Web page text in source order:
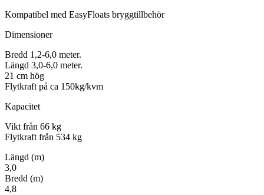
Kompatibel med EasyFloats bryggtillbehör
Dimensioner
Bredd 1,2-6,0 meter.
Längd 3,0-6,0 meter.
21 cm hög
Flytkraft på ca 150kg/kvm
Kapacitet
Vikt från 66 kg
Flytkraft från 534 kg
Längd (m)
3,0
Bredd (m)
4,8